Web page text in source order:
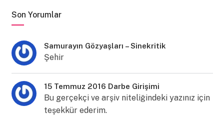
Son Yorumlar
Samurayın Gözyaşları – Sinekritik
Şehir
15 Temmuz 2016 Darbe Girişimi
Bu gerçekçi ve arşiv niteliğindeki yazınız için
teşekkür ederim.